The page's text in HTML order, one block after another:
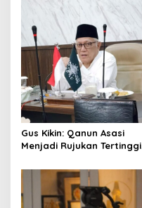
Gus Kikin: Qanun Asasi
Menjadi Rujukan Tertinggi